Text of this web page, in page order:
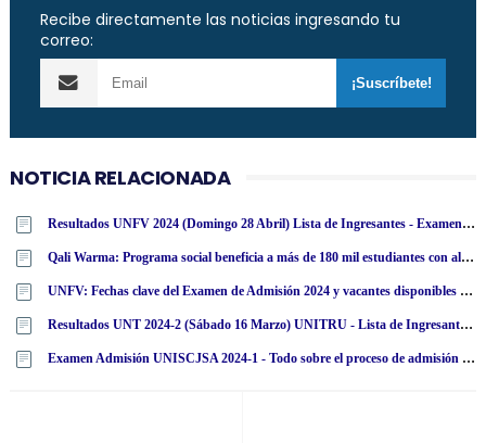
Recibe directamente las noticias ingresando tu
correo:
NOTICIA RELACIONADA
Resultados UNFV 2024 (Domingo 28 Abril) Lista de Ingresantes - Examen Admisión Ordinario y Extraordinario - Universidad Nacional Federico Villarreal - www·unfv·edu·pe
Qali Warma: Programa social beneficia a más de 180 mil estudiantes con alimentos nutritivos en San Martín
UNFV: Fechas clave del Examen de Admisión 2024 y vacantes disponibles a la Universidad Nacional Federico Villarreal
Resultados UNT 2024-2 (Sábado 16 Marzo) UNITRU - Lista de Ingresantes - Áreas A y D - Examen Admisión Ordinario - Universidad Nacional de Trujillo - www·admisionunt·info
Examen Admisión UNISCJSA 2024-1 - Todo sobre el proceso de admisión a la Universidad Nacional Intercultural de la Selva Central Juan Santos Atahualpa